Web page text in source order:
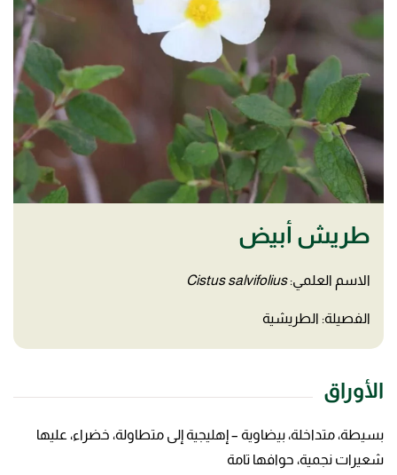
طريش أبيض
الاسم العلمي:Cistus salvifolius
الفصيلة: الطريشية
الأوراق
بسيطة، متداخلة، بيضاوية – إهليجية إلى متطاولة، خضراء، عليها
شعيرات نجمية، حوافها تامة